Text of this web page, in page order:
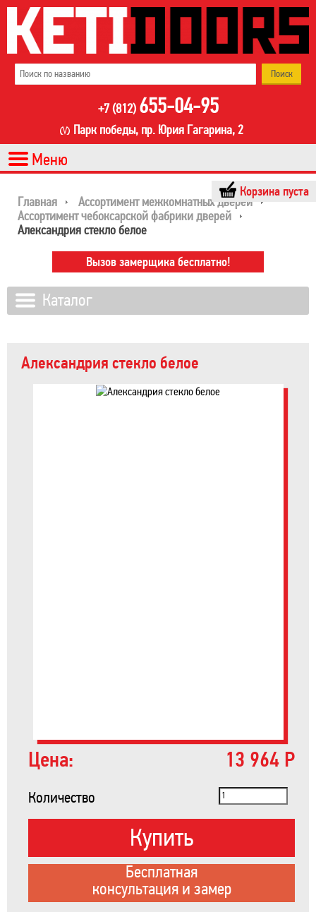
+7 (812) 655-04-95
Парк победы, пр. Юрия Гагарина, 2
Корзина пуста
Главная
Ассортимент межкомнатных дверей
Ассортимент чебоксарской фабрики дверей
Александрия стекло белое
Александрия стекло белое
Цена: 13 964 Р
Количество
Купить
Бесплатная
консультация и замер